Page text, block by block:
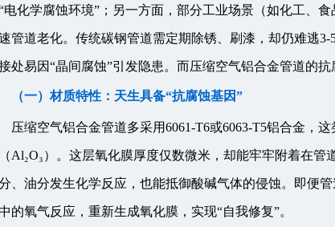
电化学腐蚀环境”；另一方面，部分工业场景（如化工、
管道老化。传统碳钢管道需定期除锈、刷漆，却仍难逃
处易因“晶间腐蚀”引发隐患。而压缩空气铝合金管道的
（一）材质特性：天生具备“抗腐蚀基因”
压缩空气铝合金管道多采用6061-T6或6063-T5铝合金，
Al₂O₃）。这层氧化膜厚度仅数微米，却能牢牢附着在
、油分发生化学反应，也能抵御酸碱气体的侵蚀。即便
的氧气反应，重新生成氧化膜，实现“自我修复”。